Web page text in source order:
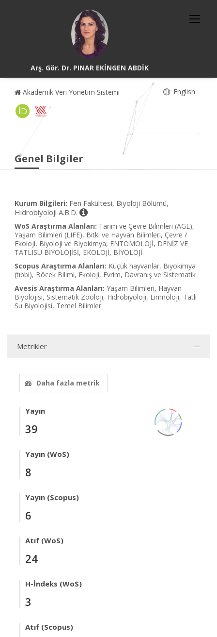
Arş. Gör. Dr. PINAR EKİNGEN ABDİK
Akademik Veri Yönetim Sistemi English
Genel Bilgiler
Kurum Bilgileri: Fen Fakültesi, Biyoloji Bölümü,
Hidrobiyoloji A.B.D.
WoS Araştırma Alanları: Tarım ve Çevre Bilimleri (AGE),
Yaşam Bilimleri (LIFE), Bitki ve Hayvan Bilimleri, Çevre /
Ekoloji, Biyoloji ve Biyokimya, ENTOMOLOJİ, DENİZ VE
TATLISU BİYOLOJİSİ, EKOLOJİ, BİYOLOJİ
Scopus Araştırma Alanları: Küçük hayvanlar, Biyokimya
(tıbbi), Böcek Bilimi, Ekoloji, Evrim, Davranış ve Sistematik
Avesis Araştırma Alanları: Yaşam Bilimleri, Hayvan
Biyolojisi, Sistematik Zooloji, Hidrobiyoloji, Limnoloji, Tatlı
Su Biyolojisi, Temel Bilimler
Metrikler
Daha fazla metrik
Yayın
39
Yayın (WoS)
8
Yayın (Scopus)
6
Atıf (WoS)
24
H-İndeks (WoS)
3
Atıf (Scopus)